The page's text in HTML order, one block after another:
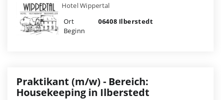
Hotel Wippertal
Ort
06408 Ilberstedt
Beginn
Praktikant (m/w) - Bereich:
Housekeeping in Ilberstedt